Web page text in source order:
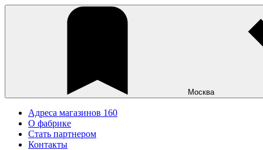
Москва
Адреса магазинов 160
О фабрике
Стать партнером
Контакты